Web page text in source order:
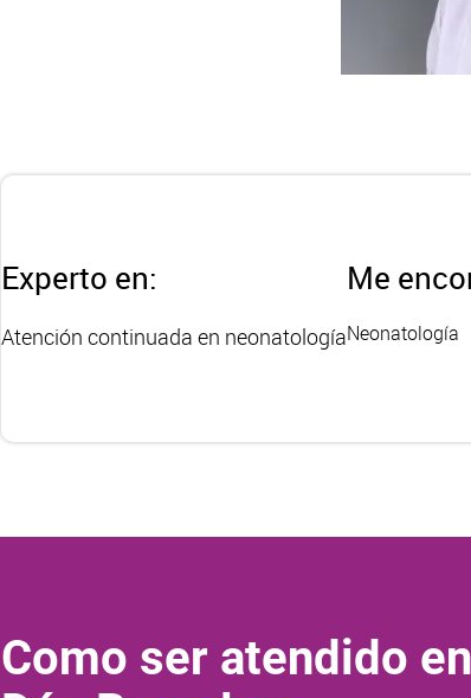
Experto en:
Atención continuada en neonatología
Me
Neonatología
Como ser atendido